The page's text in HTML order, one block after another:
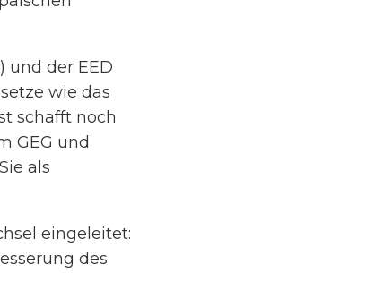
und der EED
wie das
schafft noch
GEG und
als
eingeleitet:
des